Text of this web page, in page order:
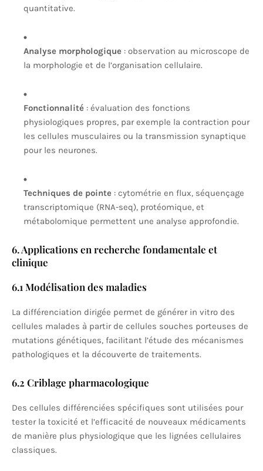
quantitative.
Analyse morphologique : observation au microscope de
la morphologie et de l’organisation cellulaire.
Fonctionnalité : évaluation des fonctions
physiologiques propres, par exemple la contraction pour
les cellules musculaires ou la transmission synaptique
pour les neurones.
Techniques de pointe : cytométrie en flux, séquençage
transcriptomique (RNA-seq), protéomique, et
métabolomique permettent une analyse approfondie.
6. Applications en recherche fondamentale et
clinique
6.1 Modélisation des maladies
La différenciation dirigée permet de générer in vitro des
cellules malades à partir de cellules souches porteuses de
mutations génétiques, facilitant l’étude des mécanismes
pathologiques et la découverte de traitements.
6.2 Criblage pharmacologique
Des cellules différenciées spécifiques sont utilisées pour
tester la toxicité et l’efficacité de nouveaux médicaments
de manière plus physiologique que les lignées cellulaires
classiques.